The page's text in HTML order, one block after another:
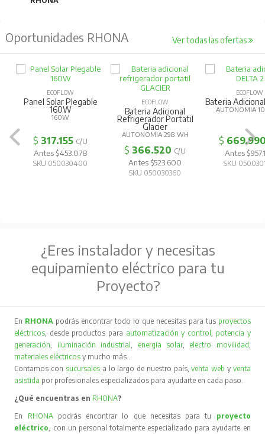
Oportunidades RHONA Ver todas las ofertas
ECOFLOW
Panel Solar Plegable
160W
160W
$ 317.155 C/U
Antes $453.078
SKU 050030400
ECOFLOW
Bateria Adicional
Refrigerador Portatil
Glacier
AUTONOMIA 298 WH
$ 366.520 C/U
Antes $523.600
SKU 050030360
ECOFLOW
Bateria
AUTONOMIA
$
Antes
SKU
¿Eres instalador y necesitas
equipamiento eléctrico para tu
Proyecto?
En RHONA podrás encontrar todo lo que necesitas para tus proyectos
eléctricos , desde productos para automatización y control
potencia y
generación
iluminación industrial energía solar, electro movilidad
materiales eléctricos y mucho más…
Contamos con sucursales a lo largo de nuestro país,venta web y venta
asistida por profesionales especializados para ayudarte en cada paso.
¿Qué encuentras en RHONA?
En RHONA podrás encontrar lo que necesitas para tu proyecto
eléctrico , con un personal totalmente especializado para ayudarte en